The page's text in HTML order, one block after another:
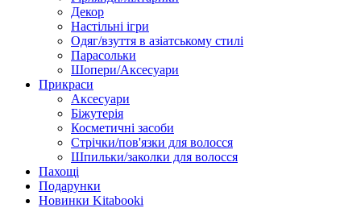
Декор
Настільні ігри
Одяг/взуття в азіатському стилі
Парасольки
Шопери/Аксесуари
Прикраси
Аксесуари
Біжутерія
Косметичні засоби
Стрічки/пов'язки для волосся
Шпильки/заколки для волосся
Пахощі
Подарунки
Новинки Kitabooki